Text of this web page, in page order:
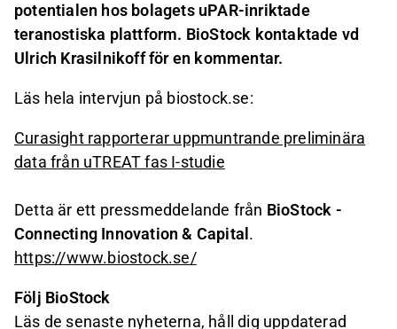
potentialen hos bolagets uPAR-inriktade
teranostiska plattform. BioStock kontaktade vd
Ulrich Krasilnikoff för en kommentar.
Läs hela intervjun på biostock.se:
Curasight rapporterar uppmuntrande preliminära
data från uTREAT fas I-studie
Detta är ett pressmeddelande från BioStock -
Connecting Innovation & Capital .
https://www.biostock.se/
Följ BioStock
Läs de senaste nyheterna, håll dig uppdaterad